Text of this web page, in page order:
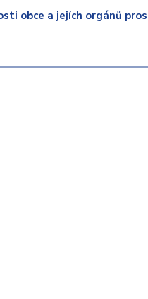
obce a jejích orgánů